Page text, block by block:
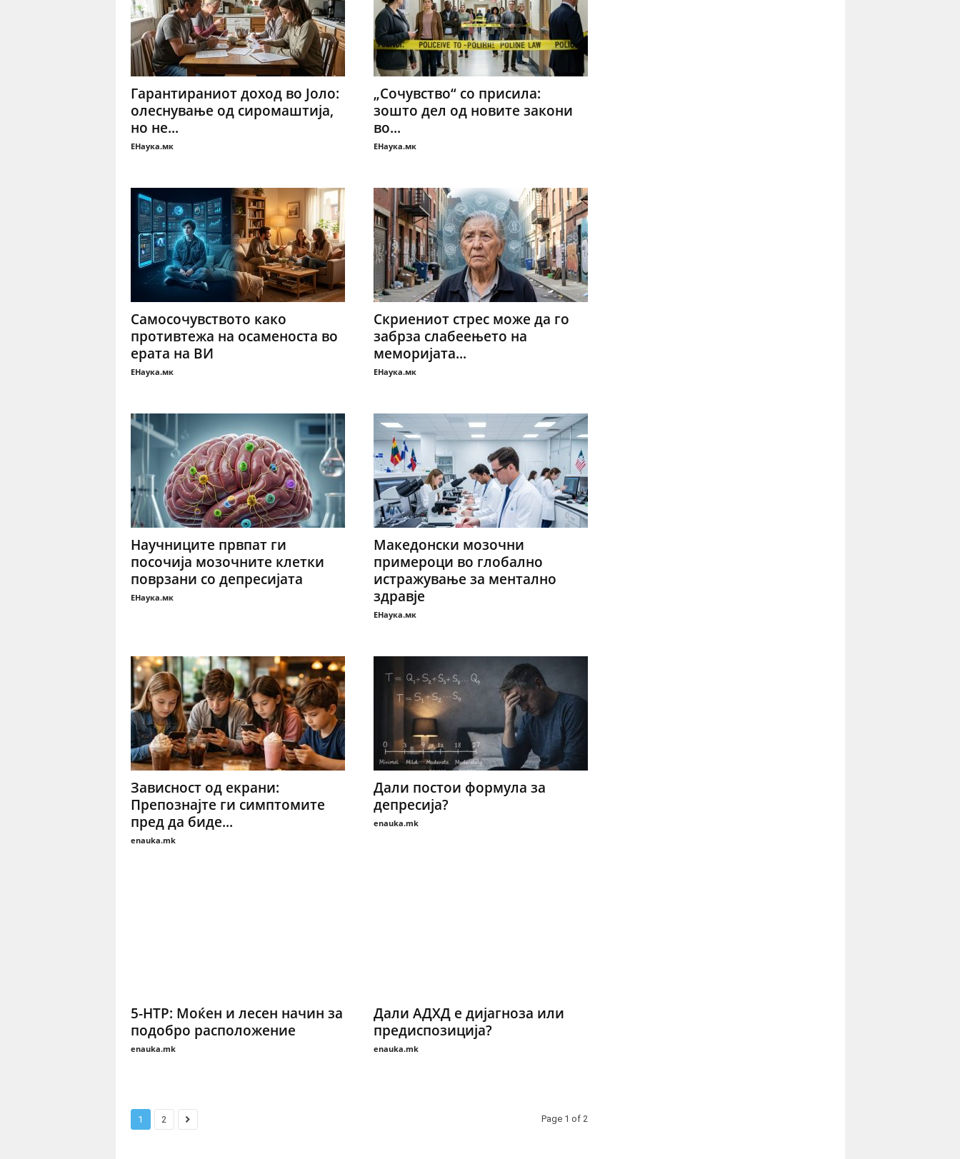
Гарантираниот доход во Јоло:
олеснување од сиромаштија,
но не...
ЕНаука.мк
„Сочувство“ со присила:
зошто дел од новите закони
во...
ЕНаука.мк
Самосочувството како
противтежа на осаменоста во
ерата на ВИ
ЕНаука.мк
Скриениот стрес може да го
забрза слабеењето на
меморијата...
ЕНаука.мк
Научниците првпат ги
посочија мозочните клетки
поврзани со депресијата
ЕНаука.мк
Македонски мозочни
примероци во глобално
истражување за ментално
здравје
ЕНаука.мк
Зависност од екрани:
Препознајте ги симптомите
пред да биде...
enauka.mk
Дали постои формула за
депресија?
enauka.mk
5-HTP: Моќен и лесен начин за
подобро расположение
enauka.mk
Дали АДХД е дијагноза или
предиспозиција?
enauka.mk
1 2 Page 1 of 2